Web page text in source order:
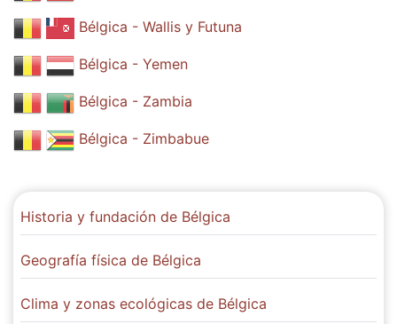
Bélgica - Wallis y Futuna
Bélgica - Yemen
Bélgica - Zambia
Bélgica - Zimbabue
Historia y fundación de Bélgica
Geografía física de Bélgica
Clima y zonas ecológicas de Bélgica